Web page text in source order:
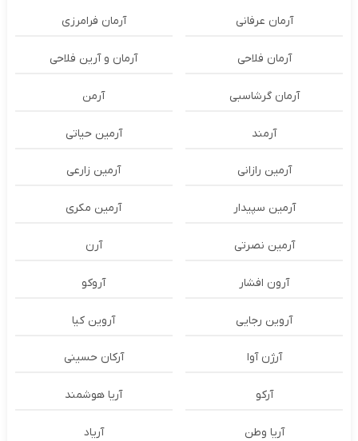
آرمان عرفانی آرمان فرامرزی
آرمان فلاحی آرمان و آرین فلاحی
آرمان گرشاسبی آرمن
آرمند آرمین حیاتی
آرمین رازانی آرمین زارعی
آرمین سپیدار آرمین مکری
آرمین نصرتی آرن
آرون افشار آروکو
آروین رجایی آروین کیا
آرژن آوا آرکان حسینی
آرکو آریا هوشمند
آریا وطن آریاد